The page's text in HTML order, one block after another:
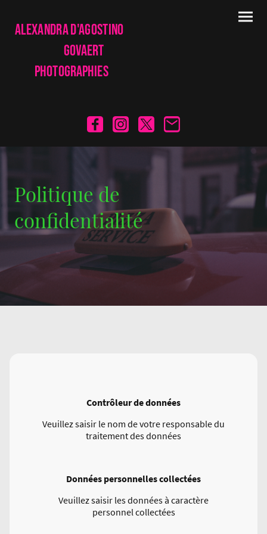
Alexandra d'Agostino
Govaert
Photographies
Politique de
confidentialité
Contrôleur de données
Veuillez saisir le nom de votre responsable du
traitement des données
Données personnelles collectées
Veuillez saisir les données à caractère
personnel collectées